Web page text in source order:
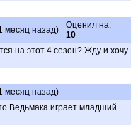
месяц назад)
Оценил на:
10
на этот 4 сезон? Жду и хочу
месяц назад)
Ведьмака играет младший